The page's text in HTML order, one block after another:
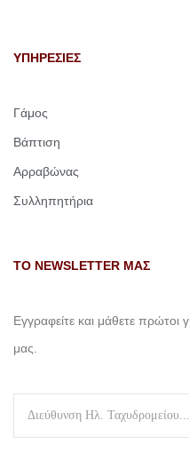
ΥΠΗΡΕΣΙΕΣ
Γάμος
Βάπτιση
Αρραβώνας
Συλληπητήρια
ΤΟ NEWSLETTER ΜΑΣ
Εγγραφείτε και μάθετε πρώτοι
μας.